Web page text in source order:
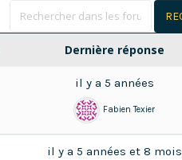
Dernière réponse
il y a 5 années
Fabien Texier
il y a 5 années et 8 mois